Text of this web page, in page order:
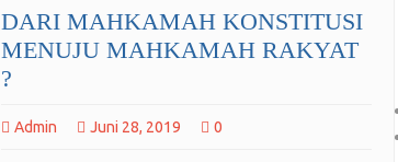
DARI MAHKAMAH KONSTITUSI
MENUJU MAHKAMAH RAKYAT
?
Admin Juni 28, 2019 0